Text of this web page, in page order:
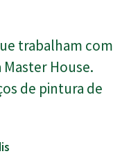
trabalham com
House.
de pintura de